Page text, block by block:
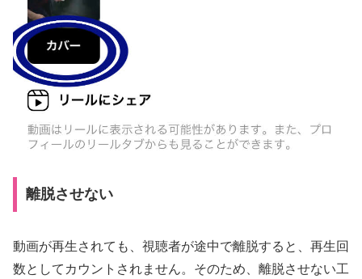
離脱させない
動画が再生されても、視聴者が途中で離脱すると、再生回
数としてカウントされません。そのため、離脱させない工